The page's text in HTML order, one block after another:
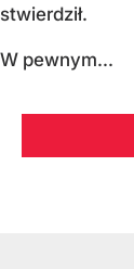
stwierdził.
W pewnym...